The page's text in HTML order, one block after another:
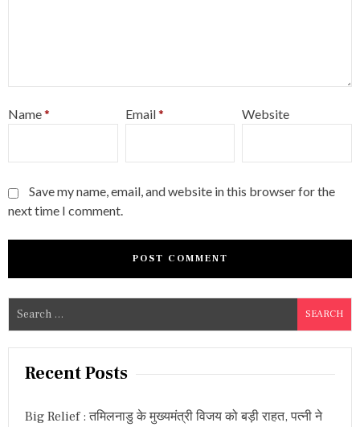
Name* Email* Website
Save my name, email, and website in this browser for the
next time I comment.
e
a
Recent Posts
Big Relief : तमिलनाडु के मुख्यमंत्री विजय को बड़ी राहत, पत्नी ने